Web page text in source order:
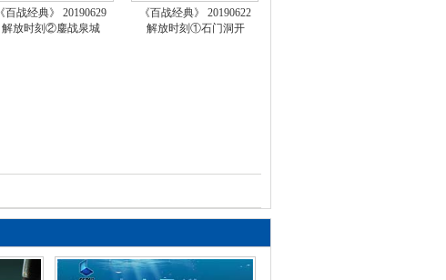
《百战经典》 20150912 腾冲
腾冲 第四集 胜败古城垣
腾冲 第一集 荣辱怒江边
《百战经典》 20150704 二战
《百战经典》 20190629
解放时刻②鏖战泉城
《百战经典》 20190622
解放时刻①石门洞开